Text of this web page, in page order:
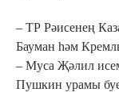
– ТР Рәисенең
Бауман һәм
– Муса Җәлил
Пушкин урамы